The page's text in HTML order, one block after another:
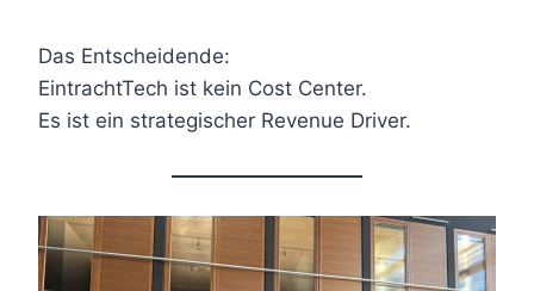
Das Entscheidende:
EintrachtTech ist kein Cost Center.
Es ist ein strategischer Revenue Driver.